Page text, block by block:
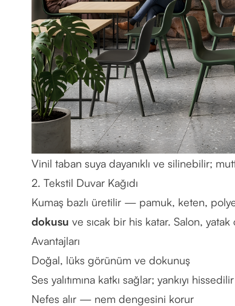
Vinil taban suya dayanıklı ve silinebilir;
2. Tekstil Duvar Kağıdı
Kumaş bazlı üretilir — pamuk, keten,
dokusu ve sıcak bir his katar. Salon,
Avantajları
Doğal, lüks görünüm ve dokunuş
Ses yalıtımına katkı sağlar; yankıyı
Nefes alır — nem dengesini korur